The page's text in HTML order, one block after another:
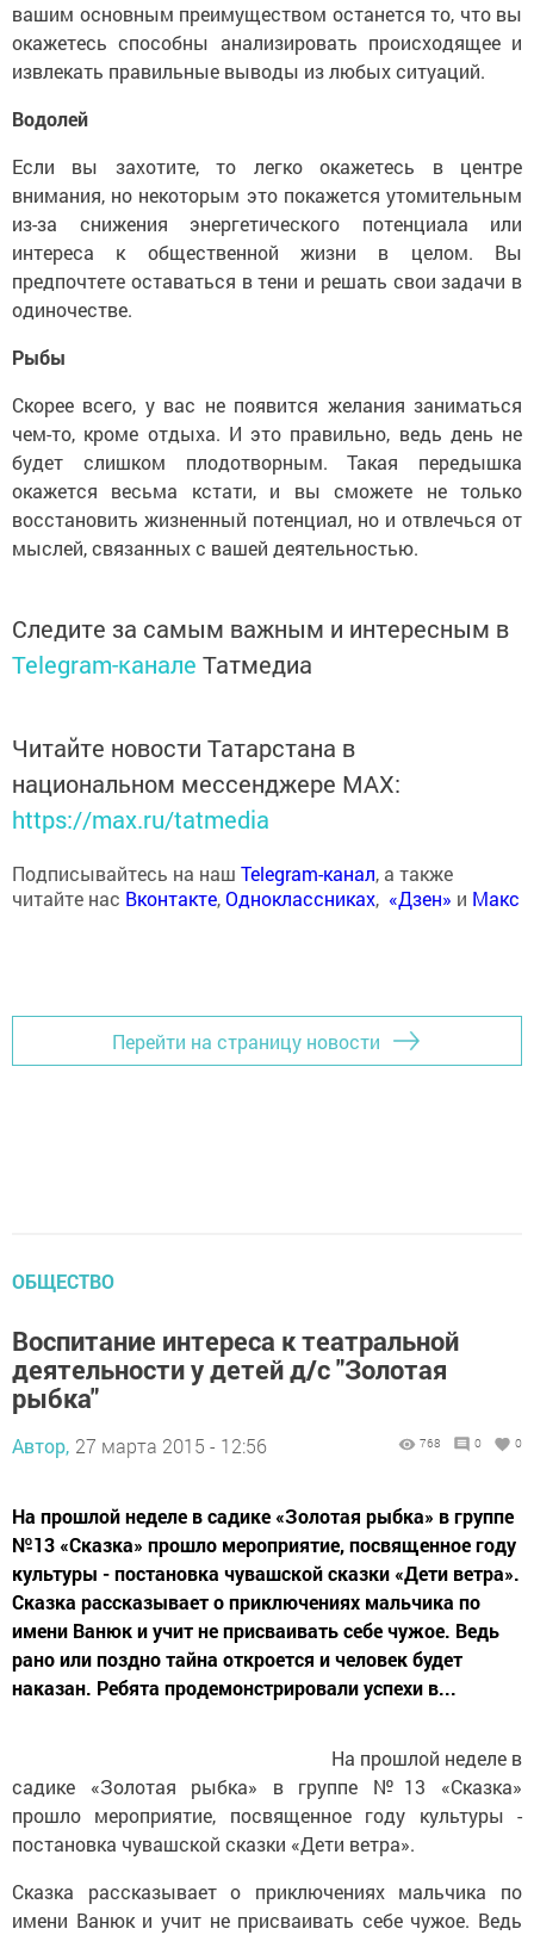
вашим основным преимуществом останется то, что вы
окажетесь способны анализировать происходящее и
извлекать правильные выводы из любых ситуаций.
Водолей
Если вы захотите, то легко окажетесь в центре
внимания, но некоторым это покажется утомительным
из-за снижения энергетического потенциала или
интереса к общественной жизни в целом. Вы
предпочтете оставаться в тени и решать свои задачи в
одиночестве.
Рыбы
Скорее всего, у вас не появится желания заниматься
чем-то, кроме отдыха. И это правильно, ведь день не
будет слишком плодотворным. Такая передышка
окажется весьма кстати, и вы сможете не только
восстановить жизненный потенциал, но и отвлечься от
мыслей, связанных с вашей деятельностью.
Следите за самым важным и интересным в
Telegram-канале Татмедиа
Читайте новости Татарстана в
национальном мессенджере MАХ:
https://max.ru/tatmedia
Подписывайтесь на наш Telegram-канал, а также
читайте нас Вконтакте,Одноклассниках, «Дзен» и Макс
Перейти на страницу новости
ОБЩЕСТВО
Воспитание интереса к театральной
деятельности у детей д/с "Золотая
рыбка"
Автор, 27 марта 2015 - 12:56 768 0 0
На прошлой неделе в садике «Золотая рыбка» в группе
№13 «Сказка» прошло мероприятие, посвященное году
культуры - постановка чувашской сказки «Дети ветра».
Сказка рассказывает о приключениях мальчика по
имени Ванюк и учит не присваивать себе чужое. Ведь
рано или поздно тайна откроется и человек будет
наказан. Ребята продемонстрировали успехи в...
На прошлой неделе в
садике «Золотая рыбка» в группе №13 «Сказка»
прошло мероприятие, посвященное году культуры -
постановка чувашской сказки «Дети ветра».
Сказка рассказывает о приключениях мальчика по
имени Ванюк и учит не присваивать себе чужое. Ведь